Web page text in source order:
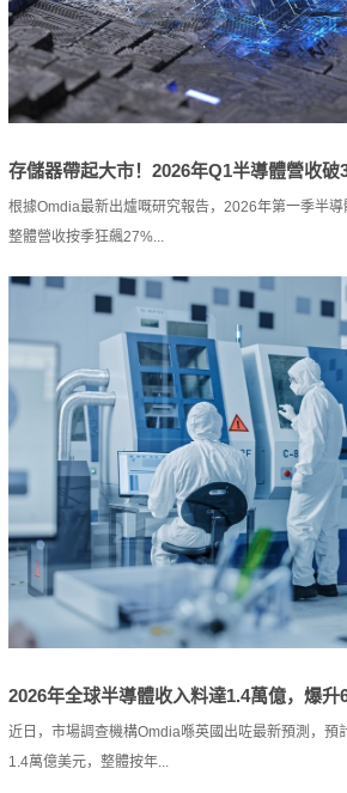
存儲器帶起大市！2026年Q1半導體營收破
根據Omdia最新出爐嘅研究報告，2026年第一季半導
整體營收按季狂飆27%...
2026年全球半導體收入料達1.4萬億，爆升
近日，市場調查機構Omdia喺英國出咗最新預測，預
1.4萬億美元，整體按年...